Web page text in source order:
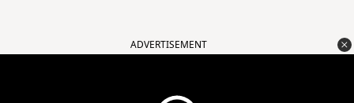
ADVERTISEMENT